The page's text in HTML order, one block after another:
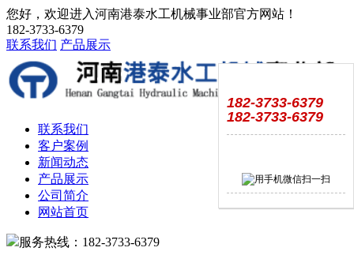
您好，欢迎进入河南港泰水工机械事业部官方网站！
182-3733-6379
联系我们 产品展示
联系我们
客户案例
新闻动态
产品展示
公司简介
网站首页
服务热线：182-3733-6379
182-3733-6379
182-3733-6379